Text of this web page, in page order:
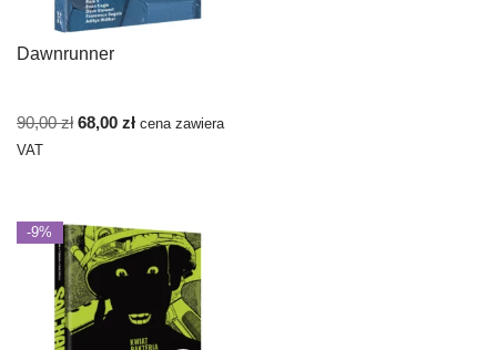
Dawnrunner
90,00zł 68,00 zł cena zawiera
VAT
-9%